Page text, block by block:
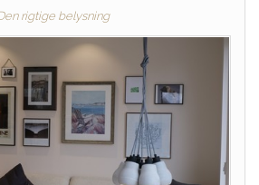
rigtige belysning